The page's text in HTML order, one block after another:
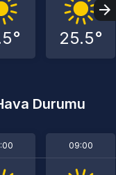
25.5°
Durumu
09:00